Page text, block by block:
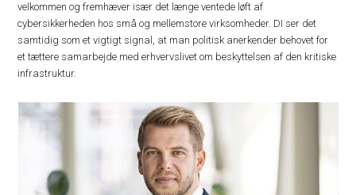
velkommen og fremhæver især det længe ventede løft af
cybersikkerheden hos små og mellemstore virksomheder. DI ser det
samtidig som et vigtigt signal, at man politisk anerkender behovet for
et tættere samarbejde med erhvervslivet om beskyttelsen af den kritiske
infrastruktur.